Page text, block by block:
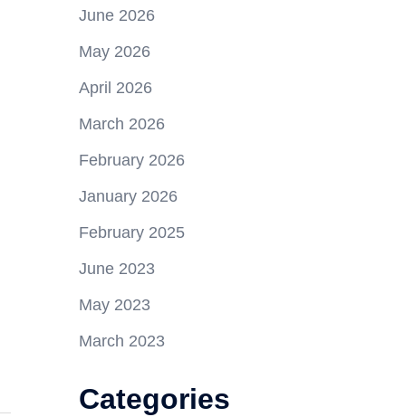
June 2026
May 2026
April 2026
March 2026
February 2026
January 2026
February 2025
June 2023
May 2023
March 2023
Categories